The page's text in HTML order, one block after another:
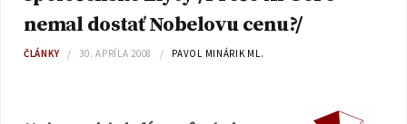
nemal dostať Nobelovu cenu?/
ČLÁNKY 30. APRÍLA 2008 PAVOL MINÁRIK ML.